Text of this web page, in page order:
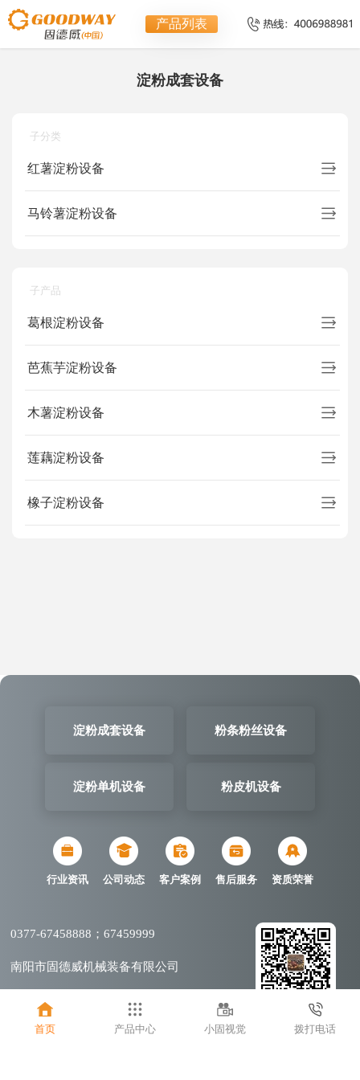
产品列表
淀粉成套设备
子分类
红薯淀粉设备
马铃薯淀粉设备
子产品
葛根淀粉设备
芭蕉芋淀粉设备
木薯淀粉设备
莲藕淀粉设备
橡子淀粉设备
淀粉成套设备 粉条粉丝设备
淀粉单机设备 粉皮机设备
行业资讯 公司动态 客户案例 售后服务 资质荣誉
0377-67458888；67459999
南阳市固德威机械装备有限公司
豫公网安备41132202000676
微信扫码关注
首页 产品中心 小固视觉 拨打电话